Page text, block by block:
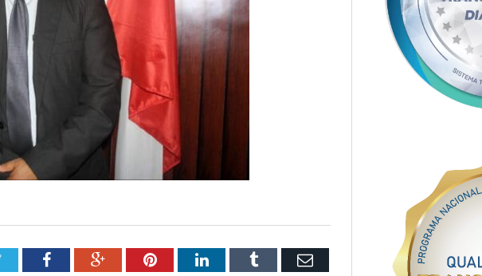
TwitterFacebookGoogle+PinterestLinkedInTumblr Email